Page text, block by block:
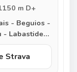
m D+
- Labastide
- Bardos -
- Saint-
Strava